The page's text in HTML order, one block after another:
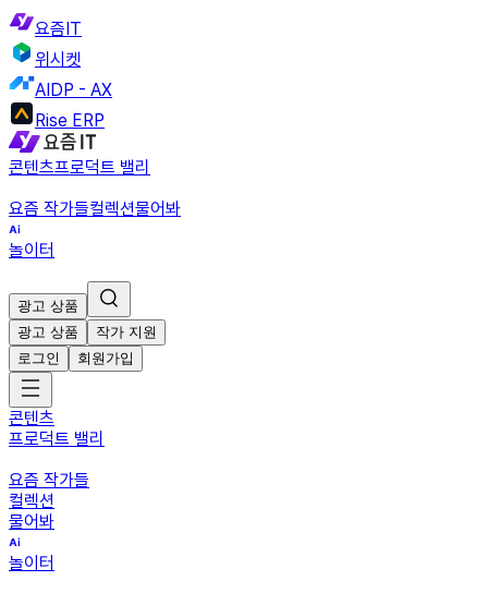
요즘IT
위시켓
AIDP - AX
Rise ERP
콘텐츠프로덕트 밸리
요즘 작가들컬렉션물어봐
놀이터
광고 상품
광고 상품
작가 지원
로그인
회원가입
콘텐츠
프로덕트 밸리
요즘 작가들
컬렉션
물어봐
놀이터